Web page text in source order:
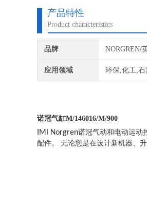
产品特性
Product characteristics
品牌 NORGREN/
应用领域 环保,化工,
诺冠气缸M/146016/M/900
IMI Norgren诺冠气动和电动运动
配件。 无论您是在设计新机器、